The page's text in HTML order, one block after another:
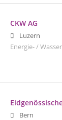
CKW AG
Luzern
Energie- /
Bern